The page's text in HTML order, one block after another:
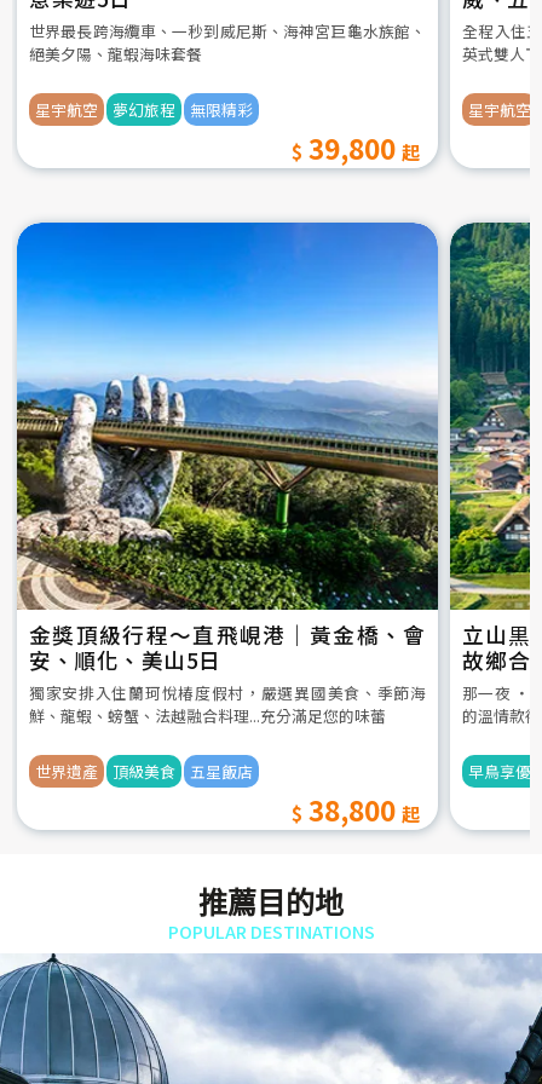
世界最長跨海纜車、一秒到威尼斯、海神宮巨龜水族館、
絕美夕陽、龍蝦海味套餐
星宇航空 夢幻旅程 無限精彩
39,800
全程入住
英式雙人
星宇航空
金獎頂級行程～直飛峴港｜黃金橋、會
安、順化、美山5日
獨家安排入住蘭珂悅椿度假村，嚴選異國美食、季節海
鮮、龍蝦、螃蟹、法越融合料理...充分滿足您的味蕾
世界遺產 頂級美食 五星飯店
38,800
立山黒
故鄉合
5日
那一夜 ‧
的溫情款
早鳥享優
推薦目的地
POPULAR DESTINATIONS